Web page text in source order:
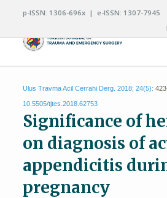
p-ISSN: 1306-696x | e-ISSN: 1307-7945
Ulus Travma Acil Cerrahi Derg. 2018; 24(5):
10.5505/tjtes.2018.62753
Significance of
on diagnosis of
appendicitis
pregnancy